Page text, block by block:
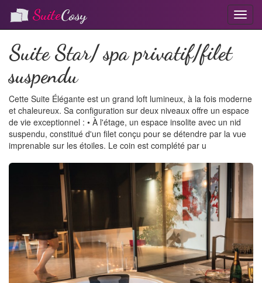
T
o
a
v
i
g
o
SuiteCosy
Suite Star/ spa privatif/filet
suspendu
Cette Suite Élégante est un grand loft lumineux, à la fois moderne
et chaleureux. Sa configuration sur deux niveaux offre un espace
de vie exceptionnel : • À l'étage, un espace insolite avec un nid
suspendu, constitué d'un filet conçu pour se détendre par la vue
imprenable sur les étoiles. Le coin est complété par u